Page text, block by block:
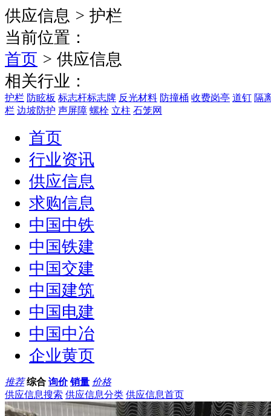
供应信息 > 护栏
当前位置：
首页 > 供应信息
相关行业：
护栏 防眩板 标志杆标志牌 反光材料 防撞桶 收费岗亭 道钉 隔
栏 边坡防护 声屏障 螺栓 立柱 石笼网
首页
行业资讯
供应信息
求购信息
中国中铁
中国铁建
中国交建
中国建筑
中国电建
中国中冶
企业黄页
推荐 综合 询价 销量 价格
供应信息搜索 供应信息分类 供应信息首页